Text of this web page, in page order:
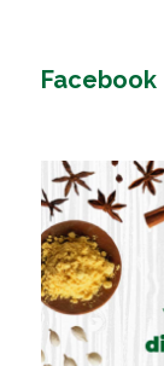
Facebook